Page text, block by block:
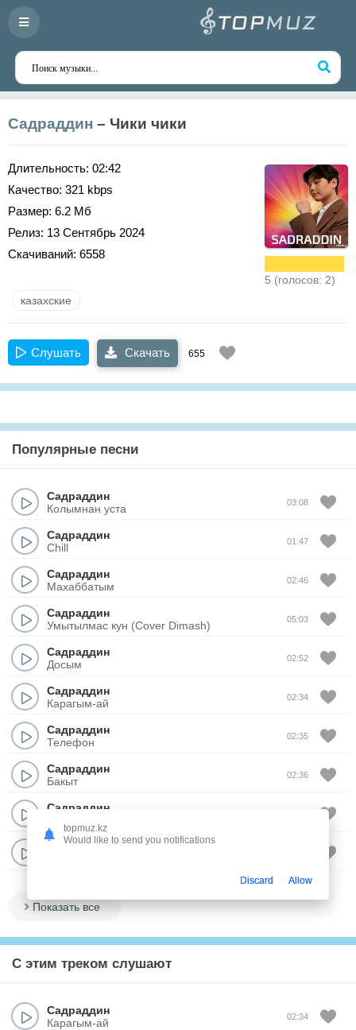
Садраддин – Чики чики
Длительность: 02:42
Качество: 321 kbps
Размер: 6.2 Мб
Релиз: 13 Сентябрь 2024
Скачиваний: 6558
5 (голосов: 2)
казахские
Слушать Скачать 655
Популярные песни
Садраддин
Колымнан уста
03:08
Садраддин
Chill
01:47
Садраддин
Махаббатым
02:46
Садраддин
Умытылмас кун (Cover Dimash)
05:03
Садраддин
Досым
02:52
Садраддин
Карагым-ай
02:34
Садраддин
Телефон
02:35
Садраддин
Бакыт
02:36
Садраддин
Садраддин
Показать все
С этим треком слушают
Садраддин
Карагым-ай
02:34
topmuz.kz
Would like to send you notifications
Discard Allow